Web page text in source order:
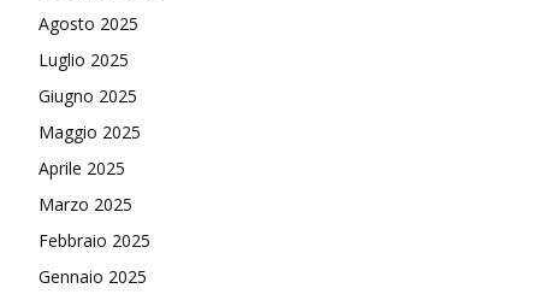
Agosto 2025
Luglio 2025
Giugno 2025
Maggio 2025
Aprile 2025
Marzo 2025
Febbraio 2025
Gennaio 2025